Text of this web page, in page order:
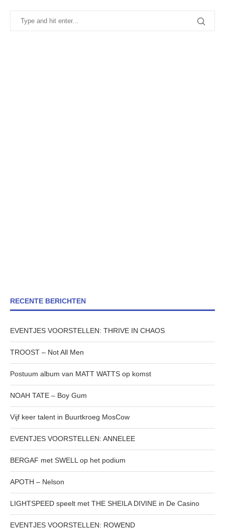
RECENTE BERICHTEN
EVENTJES VOORSTELLEN: THRIVE IN CHAOS
TROOST – Not All Men
Postuum album van MATT WATTS op komst
NOAH TATE – Boy Gum
Vijf keer talent in Buurtkroeg MosCow
EVENTJES VOORSTELLEN: ANNELEE
BERGAF met SWELL op het podium
APOTH – Nelson
LIGHTSPEED speelt met THE SHEILA DIVINE in De Casino
EVENTJES VOORSTELLEN: ROWEND